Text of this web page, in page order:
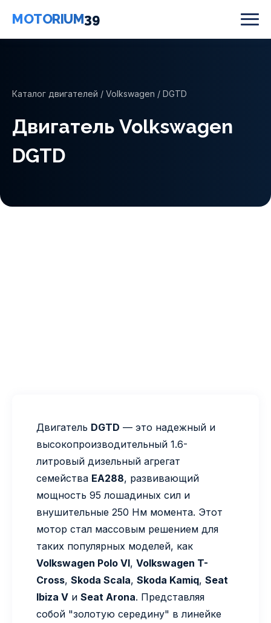
MOTORIUM39
Каталог двигателей / Volkswagen / DGTD
Двигатель Volkswagen
DGTD
Двигатель DGTD — это надежный и
высокопроизводительный 1.6-
литровый дизельный агрегат
семейства EA288, развивающий
мощность 95 лошадиных сил и
внушительные 250 Нм момента. Этот
мотор стал массовым решением для
таких популярных моделей, как
Volkswagen Polo VI, Volkswagen T-
Cross, Skoda Scala, Skoda Kamiq, Seat
Ibiza V и Seat Arona. Представляя
собой "золотую середину" в линейке